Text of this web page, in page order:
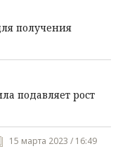
получения
подавляет рост
15 марта 2023 / 16:49